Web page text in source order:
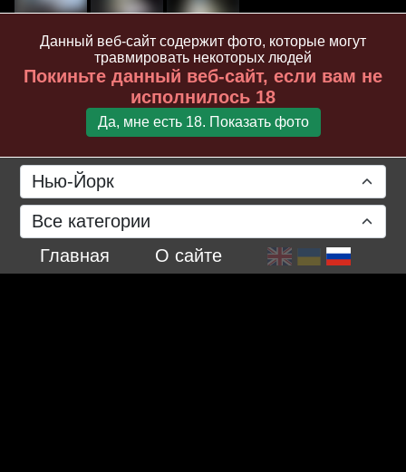
6 августа 2023 г.
31 июля 2023 г.
Нью-Йорк
Все категории
Главная
О сайте
Данный веб-сайт содержит фото, которые могут
травмировать некоторых людей
Покиньте данный веб-сайт, если вам не
исполнилось 18
Да, мне есть 18. Показать фото